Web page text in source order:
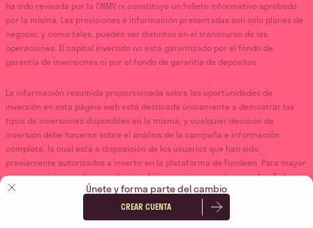
Únete y forma parte del cambio
CREAR CUENTA
ha sido revisada por la CNMV ni constituye un folleto informativo aprobado
por la misma. Las previsiones e información presentadas son sólo planes de
negocio, y como tales, pueden ser distintos en el transcurso de las
operaciones. El capital invertido no está garantizado por el fondo de
garantía de inversiones ni por el fondo de garantía de depósitos.
La información resumida proporcionada sobre las oportunidades de
inversión en esta página web está destinada únicamente a demostrar los
tipos de inversiones disponibles en la misma, y cualquier decisión de
inversión debe hacerse sobre el análisis de la campaña e información
completa, la cual está a disposición de los usuarios que han sido
previamente autorizados a invertir en la plataforma de Fundeen. Para mayor
transparencia, puede consultar también nuestrascuentas anuales.Todas
las actividades de inversión se llevan a cabo en España o, en su defecto, en